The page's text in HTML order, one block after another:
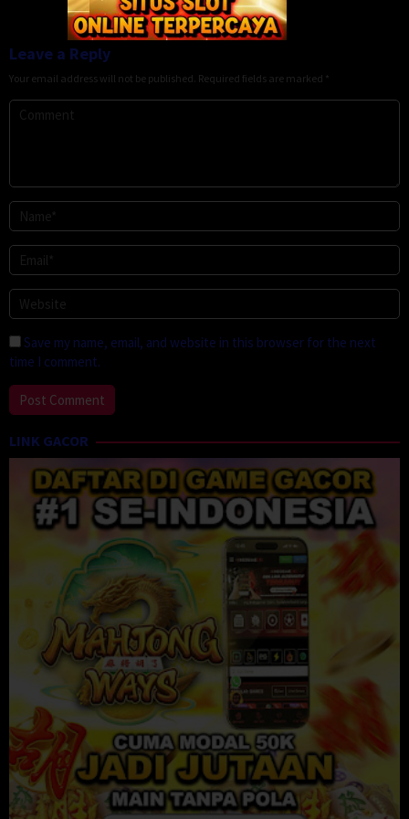
2026
Leave a Reply
Your email address will not be published. Required fields are marked *
Save my name, email, and website in this browser for the next
time I comment.
LINK GACOR